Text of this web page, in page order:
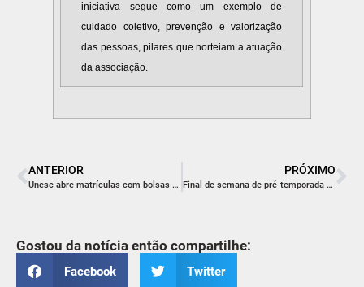
iniciativa segue como um exemplo de
cuidado coletivo, prevenção e valorização
das pessoas, pilares que norteiam a atuação
da associação.
ANTERIOR
Unesc abre matrículas com bolsas e descontos especiais
PRÓXIMO
Final de semana de pré-temporada no CT do Tigre
Gostou da notícia então compartilhe:
Facebook Twitter